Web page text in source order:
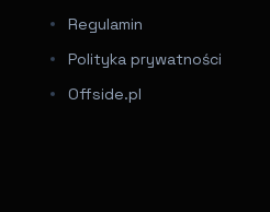
Regulamin
Polityka prywatności
Offside.pl